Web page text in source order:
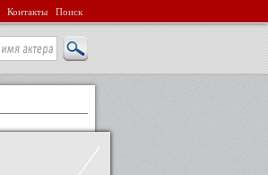
Контакты Поиск